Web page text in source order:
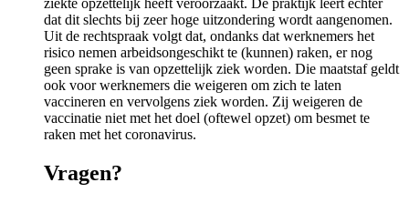
ziekte opzettelijk heeft veroorzaakt. De praktijk leert echter
dat dit slechts bij zeer hoge uitzondering wordt aangenomen.
Uit de rechtspraak volgt dat, ondanks dat werknemers het
risico nemen arbeidsongeschikt te (kunnen) raken, er nog
geen sprake is van opzettelijk ziek worden. Die maatstaf geldt
ook voor werknemers die weigeren om zich te laten
vaccineren en vervolgens ziek worden. Zij weigeren de
vaccinatie niet met het doel (oftewel opzet) om besmet te
raken met het coronavirus.
Vragen?